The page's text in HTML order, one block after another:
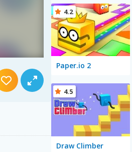
Paper.io 2
4.2
Draw Climber
4.5